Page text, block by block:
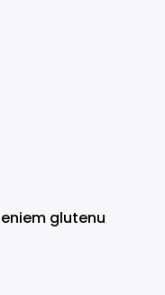
glutenu